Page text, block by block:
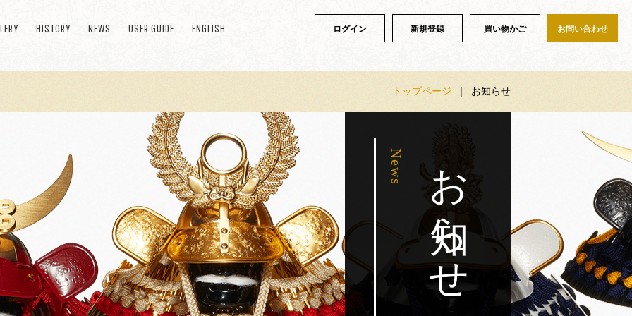
HISTORY NEWS USER GUIDE ENGLISH ログイン 新規登録 買い物かご お問い合わせ
トップページ お知らせ
News お知らせ